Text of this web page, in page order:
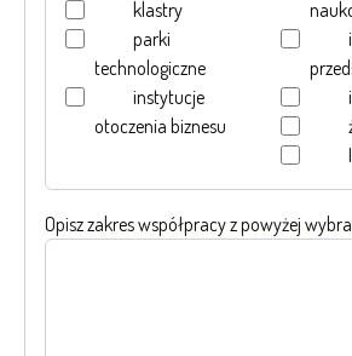
klastry
parki
technologiczne
instytucje
otoczenia biznesu
Opisz zakres współpracy z powyżej